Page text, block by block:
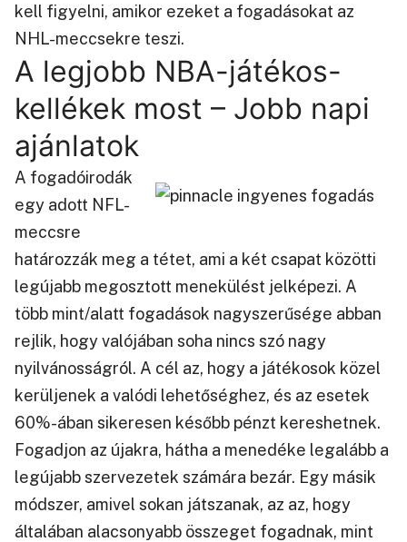
kell figyelni, amikor ezeket a fogadásokat az
NHL-meccsekre teszi.
A legjobb NBA-játékos-
kellékek most – Jobb napi
ajánlatok
A fogadóirodák
egy adott NFL-
meccsre
határozzák meg a tétet, ami a két csapat közötti
legújabb megosztott menekülést jelképezi. A
több mint/alatt fogadások nagyszerűsége abban
rejlik, hogy valójában soha nincs szó nagy
nyilvánosságról. A cél az, hogy a játékosok közel
kerüljenek a valódi lehetőséghez, és az esetek
60%-ában sikeresen később pénzt kereshetnek.
Fogadjon az újakra, hátha a menedéke legalább a
legújabb szervezetek számára bezár. Egy másik
módszer, amivel sokan játszanak, az az, hogy
általában alacsonyabb összeget fogadnak, mint